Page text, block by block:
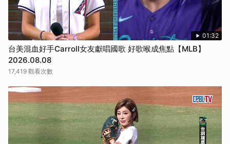
01:32
台美混血好手Carroll女友獻唱國歌 好歌喉成焦點【MLB】
2026.08.08
17,419 觀看次數